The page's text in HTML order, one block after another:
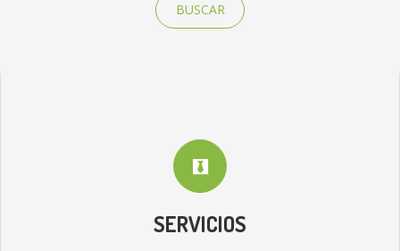
BUSCAR
SERVICIOS